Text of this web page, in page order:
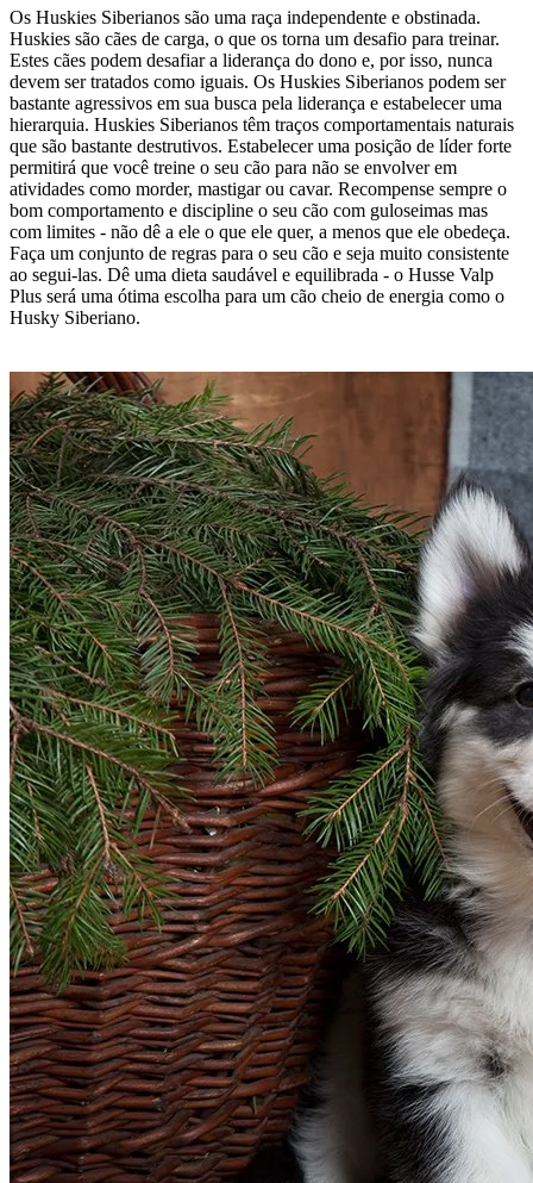
Os Huskies Siberianos são uma raça independente e obstinada.
Huskies são cães de carga, o que os torna um desafio para treinar.
Estes cães podem desafiar a liderança do dono e, por isso, nunca
devem ser tratados como iguais. Os Huskies Siberianos podem ser
bastante agressivos em sua busca pela liderança e estabelecer uma
hierarquia. Huskies Siberianos têm traços comportamentais naturais
que são bastante destrutivos. Estabelecer uma posição de líder forte
permitirá que você treine o seu cão para não se envolver em
atividades como morder, mastigar ou cavar. Recompense sempre o
bom comportamento e discipline o seu cão com guloseimas mas
com limites - não dê a ele o que ele quer, a menos que ele obedeça.
Faça um conjunto de regras para o seu cão e seja muito consistente
ao segui-las. Dê uma dieta saudável e equilibrada - o Husse Valp
Plus será uma ótima escolha para um cão cheio de energia como o
Husky Siberiano.